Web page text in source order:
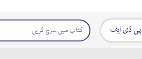
پی ڈی ایف